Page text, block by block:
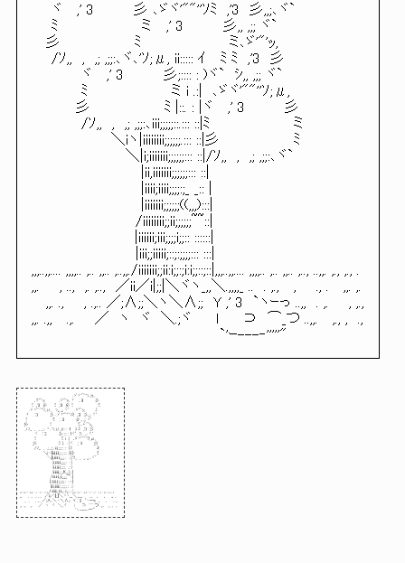
ヾ ,' 3 彡 ､ゞヾ'""''ｿﾐ ,'3 彡,,;､ヾ`
ﾐ ミ ,' 3 彡,, ,;; ヾ`
彡 ﾐ ミ､ゞ'"'ｯ,
/ｿ,, , ,; ,;;:､ヾ､'ｿ;μ, ii::::: ｲ ﾐ ﾐ ,'3 彡
ヾ ,' 3 彡;:::: : )ヾ` ｼ,, ,;; ヾ`
ﾐ ミ i .:| ､ゞヾ'""''ｿ;μ,
彡 ﾐ |::. : |ヾ ,' 3 彡
/ｿ,, , ,; ,;;:､iii;;;;;::.::: ::|ﾐ ミ
＼iヽ|iiiiiiii;;;;;;.::: ::|彡 ﾐ
＼|i;iiiiiii;;;;;;::: ::|/ｿ,, , ,; ,;;:､ヾ`
|ii,iiiiiii;;;;;;::: ::|
|iiii;iiii;;;;:;_ _:: |
|iiiiiii;;;;;;((,,,):::|
/iiiiiiii;;ii;;;;;;~~::|
|iiiiii;iii;;;;i;;:: ::::::|
|iii;;iiiii;::;:;;;;::: :::|
,,,..,,.... ,,,,.. ,.. ,,.. ,..,,./iiiiiii;;ii:i;;:;i:i;;::;::|,,,..,,.... ,,,,.. ,.. ,,.. ,.., ..,,. ,., ,., .
,,. , .., ,. ,.., ／ii／i|;;|＼ヾヽ_,,＼.,,,,_ .. . ,., , ., . ,,. ,.
,,. ., , .,.. ／;∧;;＼ヽ＼∧;; Y ,' 3 `ヽｰっ ..,, . ,. , ,.,
,,. .,, .,. ／ ヽ ヾ ＼.;ヾ l ⊃ ⌒_つ ..,,. ,., , .,
`'ｰ---‐'''''"